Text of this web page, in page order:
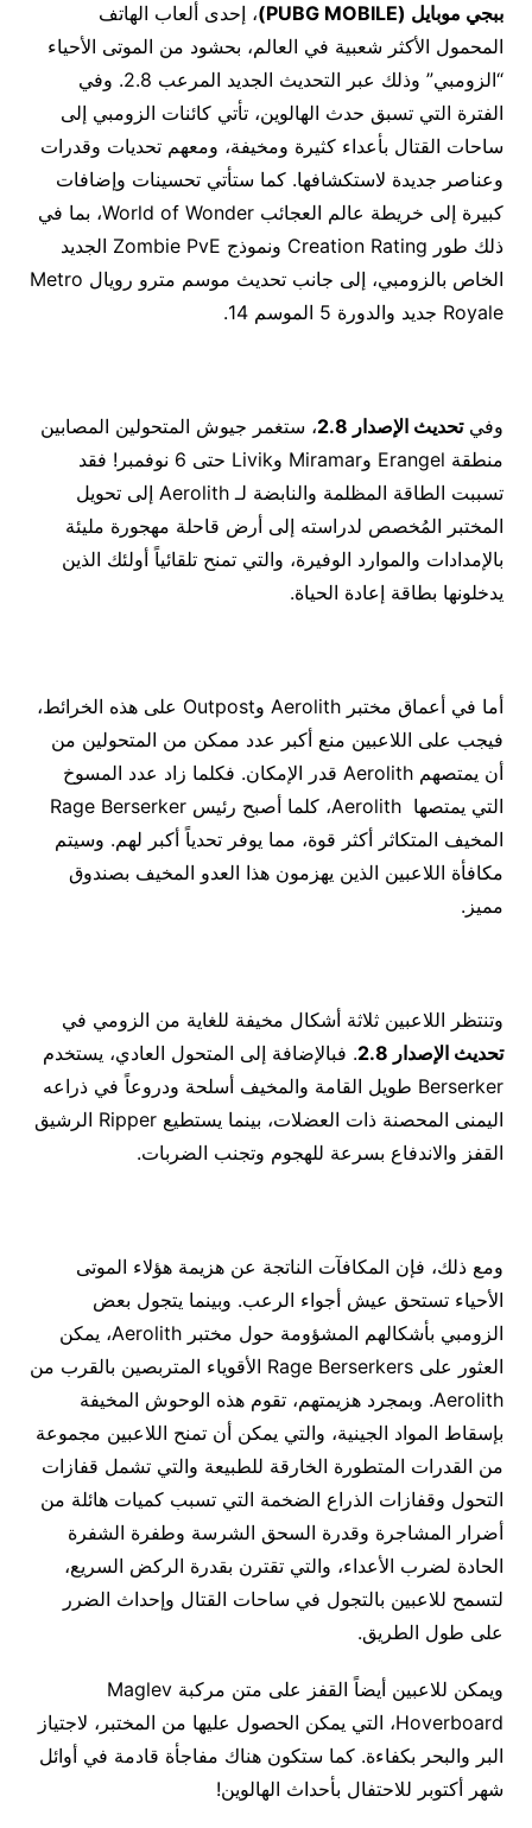
ببجي موبايل (PUBG MOBILE
)، إحدى ألعاب الهاتف
المحمول الأكثر شعبية في العالم، بحشود من الموتى الأحياء
“الزومبي” وذلك عبر التحديث الجديد المرعب 2.8. وفي
الفترة التي تسبق حدث الهالوين، تأتي كائنات الزومبي إلى
ساحات القتال بأعداء كثيرة ومخيفة، ومعهم تحديات وقدرات
وعناصر جديدة لاستكشافها. كما ستأتي تحسينات وإضافات
كبيرة إلى خريطة عالم العجائب World of Wonder، بما في
ذلك طور Creation Rating
ونموذج‎‏ ‏Zombie PvE‏ الجديد
الخاص بالزومبي‎، إلى جانب تحديث موسم مترو رويال Metro
Royale جديد والدورة 5 الموسم 14.
وفيتحديث الإصدار 2.8
، ستغمر جيوش المتحولين المصابين
منطقة Erangel وMiramar وLivik حتى 6 نوفمبر! فقد
تسببت الطاقة المظلمة والنابضة لـ Aerolith إلى تحويل
المختبر المُخصص لدراسته إلى أرض قاحلة مهجورة مليئة
بالإمدادات والموارد الوفيرة، والتي تمنح تلقائياً أولئك الذين
يدخلونها بطاقة إعادة الحياة.
أما في أعماق مختبر Aerolith وOutpost على هذه الخرائط،
فيجب على اللاعبين منع أكبر عدد ممكن من المتحولين من
أن يمتصهم Aerolith قدر الإمكان. فكلما زاد عدد المسوخ
التي يمتصها Aerolith ‎، كلما أصبح رئيس Rage Berserker
المخيف المتكاثر أكثر قوة، مما يوفر تحدياً أكبر لهم. وسيتم
مكافأة اللاعبين الذين يهزمون هذا العدو المخيف بصندوق
مميز.
وتنتظر اللاعبين ثلاثة أشكال مخيفة للغاية من الزومي في
تحديث الإصدار 2.8
. فبالإضافة إلى المتحول العادي، يستخدم
Berserker طويل القامة والمخيف أسلحة ودروعاً في ذراعه
اليمنى المحصنة ذات العضلات، بينما يستطيع Ripper الرشيق
القفز والاندفاع بسرعة للهجوم وتجنب الضربات. ‎
ومع ذلك، فإن المكافآت الناتجة عن هزيمة هؤلاء الموتى
الأحياء تستحق عيش أجواء الرعب. وبينما يتجول بعض
الزومبي بأشكالهم المشؤومة حول مختبر Aerolith، يمكن
العثور على Rage Berserkers الأقوياء المتربصين بالقرب من
Aerolith. وبمجرد هزيمتهم، تقوم هذه الوحوش المخيفة
بإسقاط المواد الجينية، والتي يمكن أن تمنح اللاعبين مجموعة
من القدرات المتطورة الخارقة للطبيعة والتي تشمل قفازات
التحول وقفازات الذراع الضخمة التي تسبب كميات هائلة من
أضرار المشاجرة وقدرة السحق الشرسة وطفرة الشفرة
الحادة لضرب الأعداء، والتي تقترن بقدرة الركض السريع،
لتسمح للاعبين بالتجول في ساحات القتال وإحداث الضرر
على طول الطريق. ‎
ويمكن للاعبين أيضاً القفز على متن مركبة Maglev
Hoverboard، التي يمكن الحصول عليها من المختبر، لاجتياز
البر والبحر بكفاءة. كما ستكون هناك مفاجأة قادمة في أوائل
شهر أكتوبر للاحتفال بأحداث الهالوين!